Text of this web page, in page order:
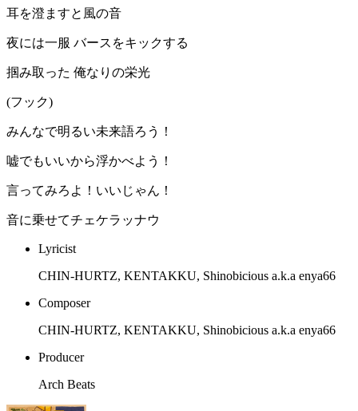
耳を澄ますと風の音
夜には一服 バースをキックする
掴み取った 俺なりの栄光
(フック)
みんなで明るい未来語ろう！
嘘でもいいから浮かべよう！
言ってみろよ！いいじゃん！
音に乗せてチェケラッナウ
Lyricist
CHIN-HURTZ, KENTAKKU, Shinobicious a.k.a enya66
Composer
CHIN-HURTZ, KENTAKKU, Shinobicious a.k.a enya66
Producer
Arch Beats